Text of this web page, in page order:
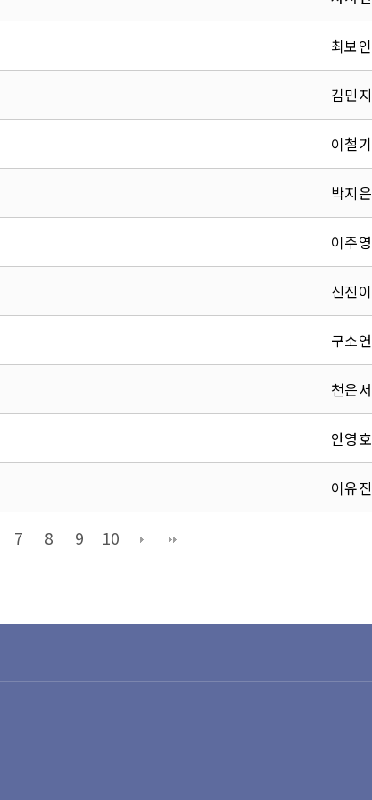
최보인
김민지
이철기
박지은
이주영
신진이
구소연
천은서
안영호
이유진
7 8 9 10